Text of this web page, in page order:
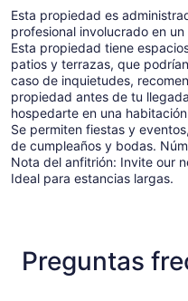
Esta propiedad es
profesional involucrado en
Esta propiedad tiene
patios y terrazas, que
caso de inquietudes,
propiedad antes de tu
hospedarte en una
Se permiten fiestas y
de cumpleaños y bodas.
Nota del anfitrión: Invite our
Ideal para estancias largas.
Preguntas